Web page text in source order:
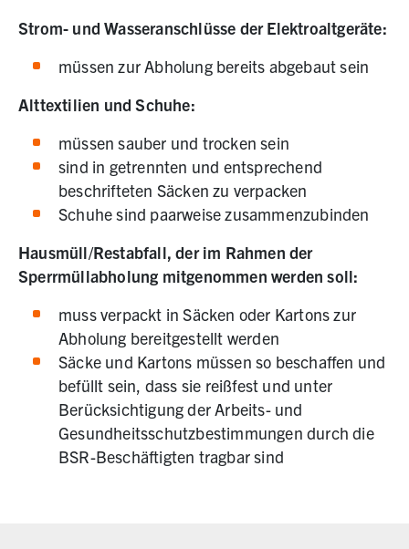
Strom- und Wasseranschlüsse der Elektroaltgeräte:
müssen zur Abholung bereits abgebaut sein
Alttextilien und Schuhe:
müssen sauber und trocken sein
sind in getrennten und entsprechend
beschrifteten Säcken zu verpacken
Schuhe sind paarweise zusammenzubinden
Hausmüll/Restabfall, der im Rahmen der
Sperrmüllabholung mitgenommen werden soll:
muss verpackt in Säcken oder Kartons zur
Abholung bereitgestellt werden
Säcke und Kartons müssen so beschaffen und
befüllt sein, dass sie reißfest und unter
Berücksichtigung der Arbeits- und
Gesundheitsschutzbestimmungen durch die
BSR-Beschäftigten tragbar sind